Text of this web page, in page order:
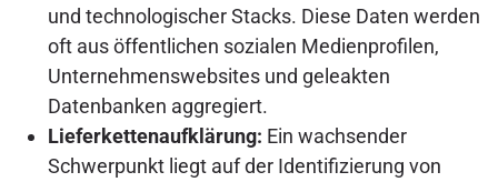
und technologischer Stacks. Diese Daten werden
oft aus öffentlichen sozialen Medienprofilen,
Unternehmenswebsites und geleakten
Datenbanken aggregiert.
Lieferkettenaufklärung: Ein wachsender
Schwerpunkt liegt auf der Identifizierung von